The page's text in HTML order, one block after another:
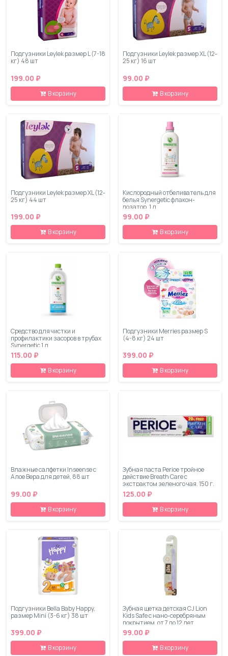
Подгузники Leylеk размер L (7-18
кг) 48 шт
199.00 ₽
В корзину
Подгузники Leylеk размер XL (12-
25 кг) 16 шт
99.00 ₽
В корзину
Подгузники Leylеk размер XL (12-
25 кг) 44 шт
199.00 ₽
В корзину
Кислородный отбеливатель для
белья Synergetic флакон-
дозатор, 1 л
99.00 ₽
В корзину
Средство для чистки и
профилактики засоров в трубах
Synergetic 1 л
115.00 ₽
В корзину
Подгузники Merries размер S
(4-8 кг) 24 шт
399.00 ₽
В корзину
Влажные салфетки Inseense с
Алое Вера для детей, 88 шт
99.00 ₽
В корзину
Зубная паста Perioe тройное
действие Breath Care с
экстрактом зеленого чая, 150 г.
125.00 ₽
В корзину
Подгузники Bella Baby Happy,
размер Mini (3-6 кг) 38 шт
399.00 ₽
В корзину
Зубная щетка детская CJ Lion
Kids Safe с нано-серебряным
покрытием, от 7 до 12 лет
99.00 ₽
В корзину